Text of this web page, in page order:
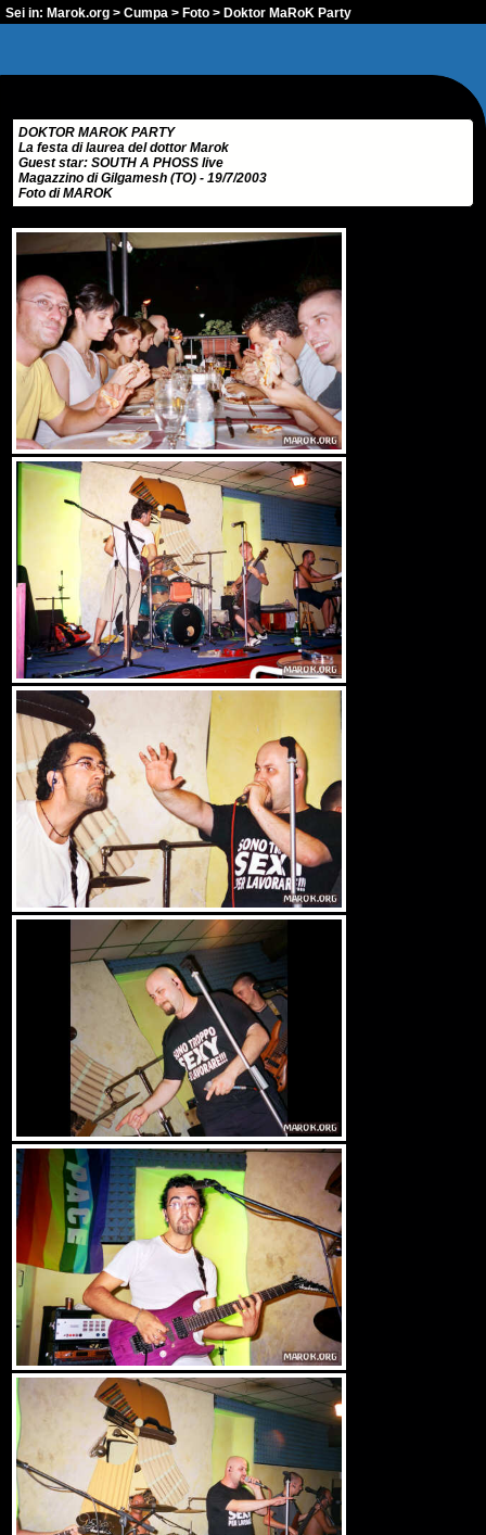
Sei in: Marok.org > Cumpa > Foto > Doktor MaRoK Party
DOKTOR MAROK PARTY
La festa di laurea del dottor Marok
Guest star: SOUTH A PHOSS live
Magazzino di Gilgamesh (TO) - 19/7/2003
Foto di MAROK